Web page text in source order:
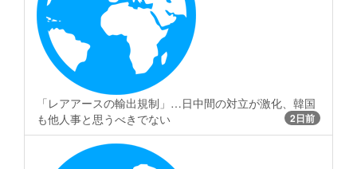
「レアアースの輸出規制」…日中間の対立が激化、韓国
も他人事と思うべきでない
2日前